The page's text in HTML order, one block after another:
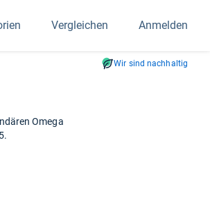
Vergleichen Anmelden
Wir sind nachhaltig
Omega